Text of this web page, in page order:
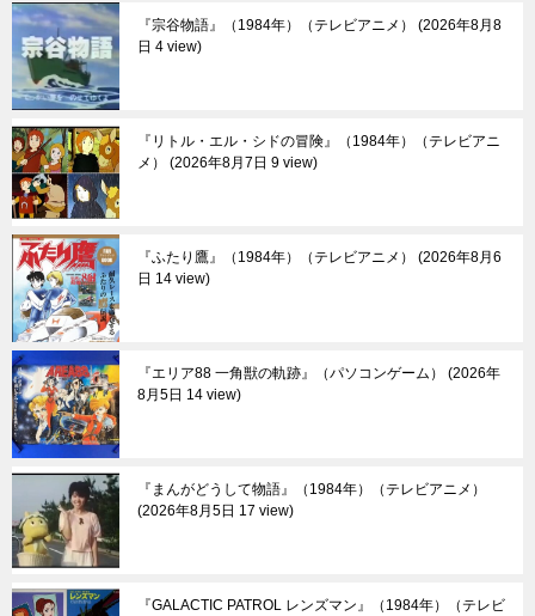
『宗谷物語』（1984年）（テレビアニメ）
2026年8月8
日 4 view
『リトル・エル・シドの冒険』（1984年）（テレビアニ
メ）
2026年8月7日 9 view
『ふたり鷹』（1984年）（テレビアニメ）
2026年8月6
日 14 view
『エリア88 一角獣の軌跡』（パソコンゲーム）
2026年
8月5日 14 view
『まんがどうして物語』（1984年）（テレビアニメ）
2026年8月5日 17 view
『GALACTIC PATROL レンズマン』（1984年）（テレビ